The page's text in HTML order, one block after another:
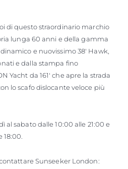
di questo straordinario marchio
lunga 60 anni e della gamma
e nuovissimo 38' Hawk,
e dalla stampa fino
Yacht da 161' che apre la strada
lo scafo dislocante veloce più
al sabato dalle 10:00 alle 21:00 e
18:00.
Sunseeker London: